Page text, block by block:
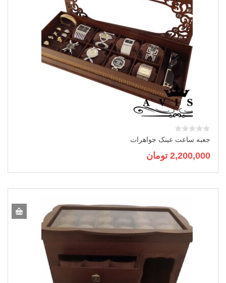
جعبه ساعت عینک جواهرات
2,200,000 تومان